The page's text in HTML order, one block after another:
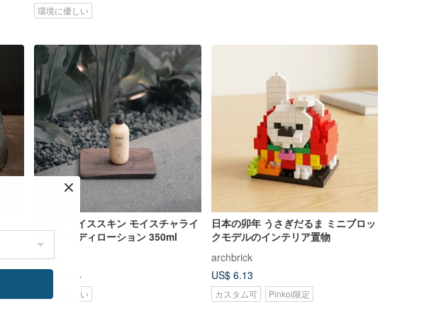
環境に優しい
ライゼ ライススキン モイスチャライ
ジング ボディローション 350ml
Reise
US$ 25.84
環境に優しい
日本の卯年 うさぎだるま ミニブロッ
クモデルのインテリア置物
archbrick
US$ 6.13
カスタム可 Pinkoi限定